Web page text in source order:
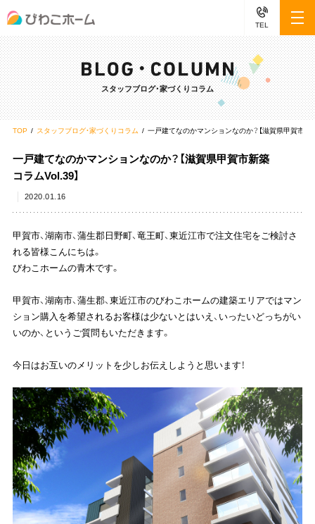
TEL
スタッフブログ・家づくりコラム
TOP スタッフブログ・家づくりコラム 一戸建てなのかマンションなのか？【滋賀県甲賀市新
一戸建てなのかマンションなのか？【滋賀県甲賀市新築
コラムVol.39】
2020.01.16
甲賀市、湖南市、蒲生郡日野町、竜王町、東近江市で注文住宅をご検討さ
れる皆様こんにちは。
びわこホームの青木です。
甲賀市、湖南市、蒲生郡、東近江市のびわこホームの建築エリアではマン
ション購入を希望されるお客様は少ないとはいえ、いったいどっちがい
いのか、というご質問もいただきます。
今日はお互いのメリットを少しお伝えしようと思います！